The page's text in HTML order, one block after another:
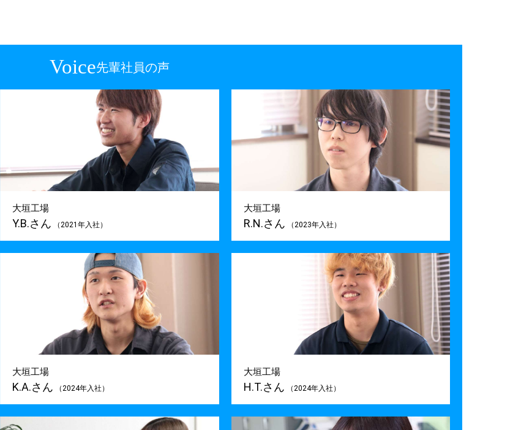
Voice先輩社員の声
大垣工場
Y.B.さん （2021年入社）
大垣工場
R.N.さん （2023年入社）
大垣工場
K.A.さん （2024年入社）
大垣工場
H.T.さん （2024年入社）